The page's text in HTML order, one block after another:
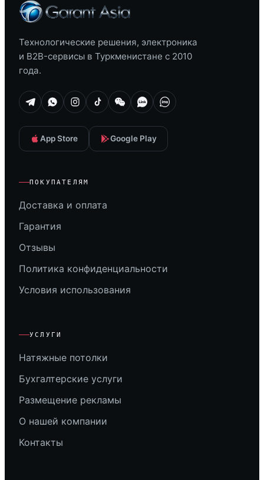
Технологические решения, электроника
и B2B-сервисы в Туркменистане с 2010
года.
App Store Google Play
ПОКУПАТЕЛЯМ
Доставка и оплата
Гарантия
Отзывы
Политика конфиденциальности
Условия использования
УСЛУГИ
Натяжные потолки
Бухгалтерские услуги
Размещение рекламы
О нашей компании
Контакты